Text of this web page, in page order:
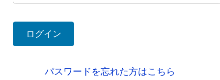
パスワードを忘れた方はこちら